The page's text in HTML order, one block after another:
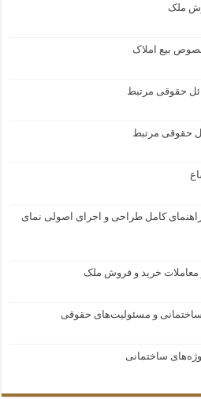
ملک
حقوقی مرتبط
حقوقی مرتبط
کامل طراحی و اجرای اصولی نمای
معاملات خرید و فروش ملک
ساختمانی و مسئولیت‌های حقوقی
ساختمانی